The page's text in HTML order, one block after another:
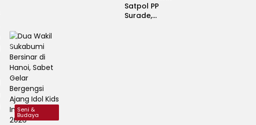
Satpol PP
Surade,
Seni &
Budaya